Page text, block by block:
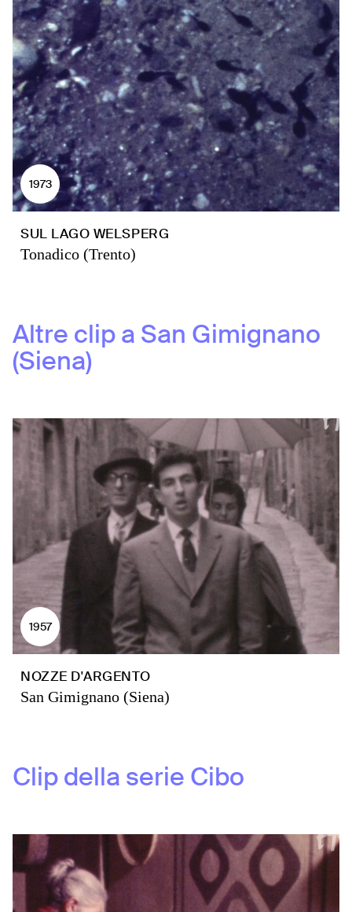
1973
SUL LAGO WELSPERG
Tonadico (Trento)
Altre clip a San Gimignano
(Siena)
1957
NOZZE D'ARGENTO
San Gimignano (Siena)
Clip della serie Cibo